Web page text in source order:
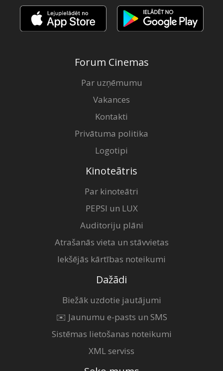
Forum Cinemas
Par uzņēmumu
Vakances
Kontakti
Privātuma politika
Logotipi
Kinoteātris
Par kinoteātri
PEPSI un LUX
Auditoriju plāni
Atrašanās vieta un stāvvietas
Iekšējās kārtības noteikumi
Dažādi
Biežāk uzdotie jautājumi
✉️ Jaunumu e-pasts un SMS
Sistēmas lietošanas noteikumi
XML serviss